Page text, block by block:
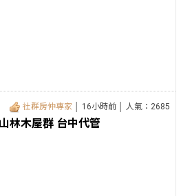
社群房仲專家 │ 16小時前 │ 人氣：2685
林木屋群 台中代管